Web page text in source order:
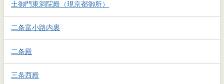
土御門東洞院殿（現京都御所）
二条富小路内裏
二条殿
三条西殿